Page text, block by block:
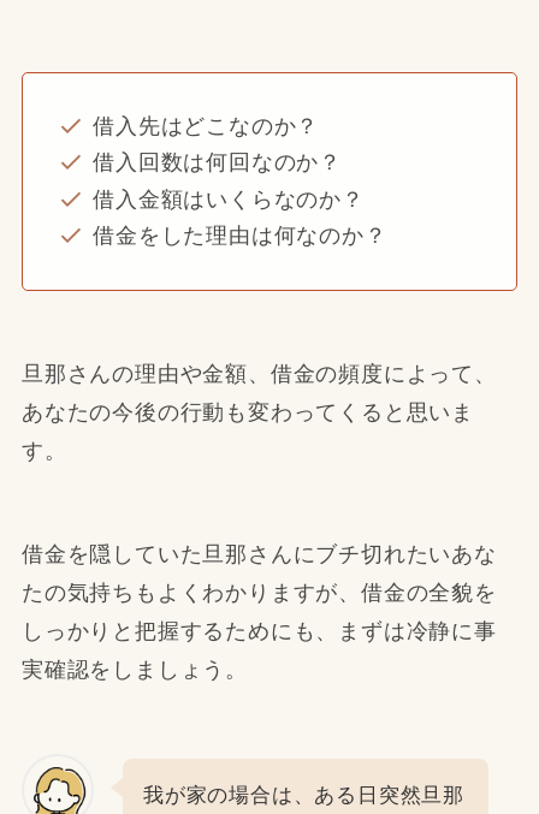
借入先はどこなのか？
借入回数は何回なのか？
借入金額はいくらなのか？
借金をした理由は何なのか？
旦那さんの理由や金額、借金の頻度によって、
あなたの今後の行動も変わってくると思いま
す。
借金を隠していた旦那さんにブチ切れたいあな
たの気持ちもよくわかりますが、借金の全貌を
しっかりと把握するためにも、まずは冷静に事
実確認をしましょう。
我が家の場合は、ある日突然旦那